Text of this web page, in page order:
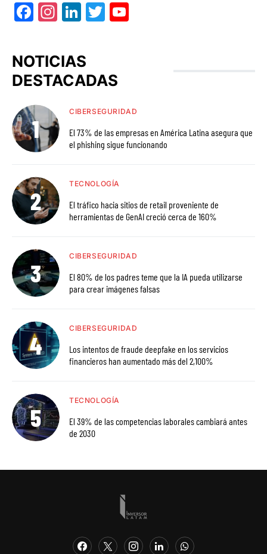
Facebook
Instagram
LinkedIn
Twitter
NOTICIAS
DESTACADAS
CIBERSEGURIDAD
El 73% de las empresas en América Latina asegura que
el phishing sigue funcionando
TECNOLOGÍA
El tráfico hacia sitios de retail proveniente de
herramientas de GenAI creció cerca de 160%
CIBERSEGURIDAD
El 80% de los padres teme que la IA pueda utilizarse
para crear imágenes falsas
CIBERSEGURIDAD
Los intentos de fraude deepfake en los servicios
financieros han aumentado más del 2,100%
TECNOLOGÍA
El 39% de las competencias laborales cambiará antes
de 2030